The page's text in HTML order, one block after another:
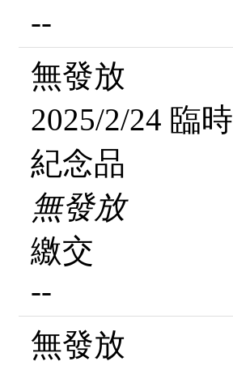
--
無發放
2025/2/24 臨時
紀念品
無發放
繳交
--
無發放